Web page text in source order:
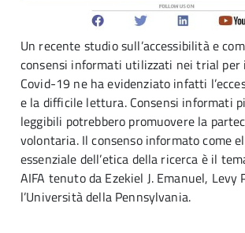
Un recente studio sull’accessibilità e
consensi informati utilizzati nei trial per
Covid-19 ne ha evidenziato infatti
e la difficile lettura. Consensi informati
leggibili potrebbero promuovere la
volontaria. Il consenso informato come
essenziale dell’etica della ricerca è il
AIFA tenuto da Ezekiel J. Emanuel, Levy
l’Università della Pennsylvania.